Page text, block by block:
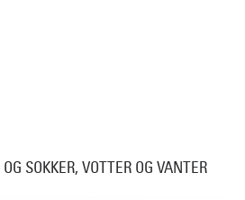
SOKKER, VOTTER OG VANTER